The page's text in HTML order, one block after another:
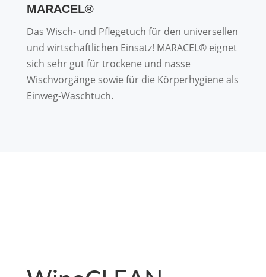
MARACEL®
Das Wisch- und Pflegetuch für den universellen
und wirtschaftlichen Einsatz! MARACEL® eignet
sich sehr gut für trockene und nasse
Wischvorgänge sowie für die Körperhygiene als
Einweg-Waschtuch.